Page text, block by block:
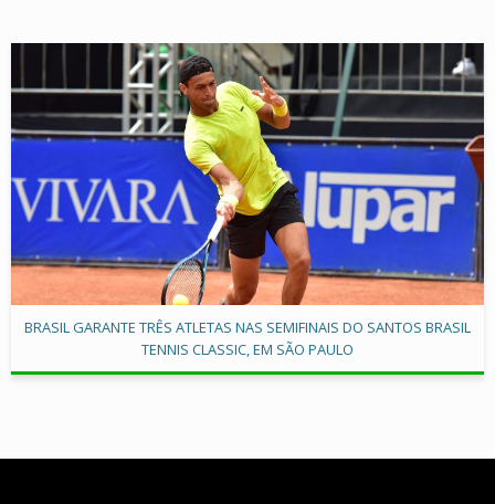
BRASIL GARANTE TRÊS ATLETAS NAS SEMIFINAIS DO SANTOS BRASIL
TENNIS CLASSIC, EM SÃO PAULO